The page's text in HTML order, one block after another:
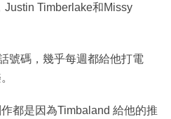
Timberlake和Missy
號碼，幾乎每週都給他打電
都是因為Timbaland 給他的推